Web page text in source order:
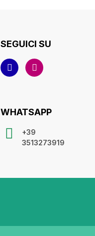
SEGUICI SU
WHATSAPP
+39
3513273919